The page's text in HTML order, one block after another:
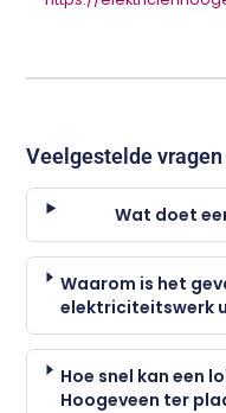
Veelgestelde vragen
Wat doet
Waarom is het
elektriciteitswerk
Hoe snel kan een
Hoogeveen ter